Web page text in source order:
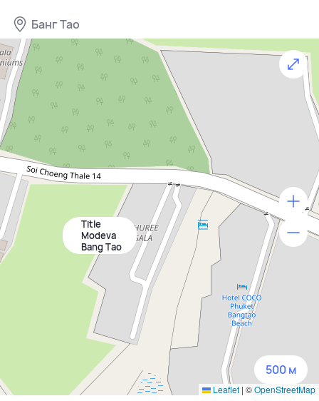
Банг Тао
Title
Modeva
Bang Tao
Leaflet | ©OpenStreetMap
500 м
500 м
1500 м
3 км
5 км